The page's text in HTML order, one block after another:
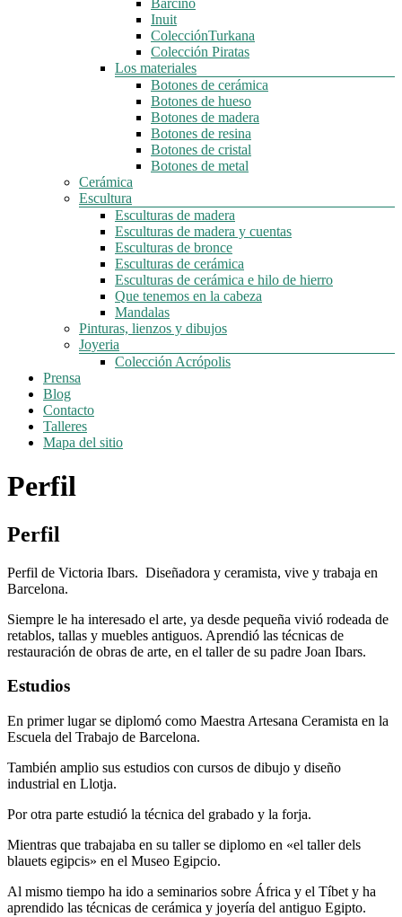
Inuit
ColecciónTurkana
Colección Piratas
Los materiales
Botones de cerámica
Botones de hueso
Botones de madera
Botones de resina
Botones de cristal
Botones de metal
Cerámica
Escultura
Esculturas de madera
Esculturas de madera y cuentas
Esculturas de bronce
Esculturas de cerámica
Esculturas de cerámica e hilo de hierro
Que tenemos en la cabeza
Mandalas
Pinturas, lienzos y dibujos
Joyeria
Colección Acrópolis
Prensa
Blog
Contacto
Talleres
Mapa del sitio
Perfil
Perfil
Perfil de Victoria Ibars. Diseñadora y ceramista, vive y trabaja en
Barcelona.
Siempre le ha interesado el arte, ya desde pequeña vivió rodeada de
retablos, tallas y muebles antiguos. Aprendió las técnicas de
restauración de obras de arte, en el taller de su padre Joan Ibars.
Estudios
En primer lugar se diplomó como Maestra Artesana Ceramista en la
Escuela del Trabajo de Barcelona.
También amplio sus estudios con cursos de dibujo y diseño
industrial en Llotja.
Por otra parte estudió la técnica del grabado y la forja.
Mientras que trabajaba en su taller se diplomo en «el taller dels
blauets egipcis» en el Museo Egipcio.
Al mismo tiempo ha ido a seminarios sobre África y el Tíbet y ha
aprendido las técnicas de cerámica y joyería del antiguo Egipto.